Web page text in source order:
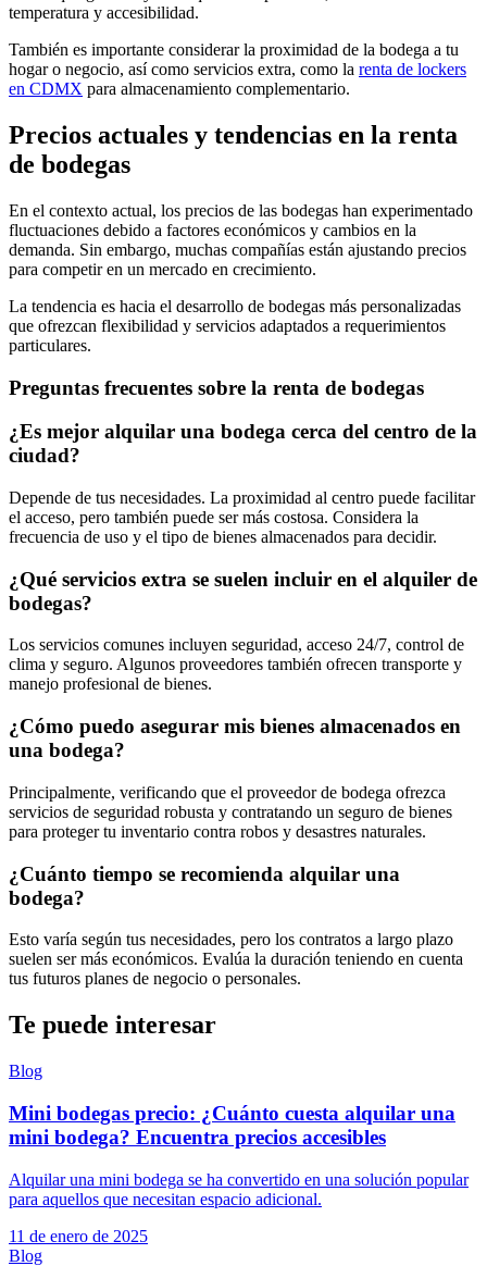
temperatura y accesibilidad.
También es importante considerar la proximidad de la bodega a tu
hogar o negocio, así como servicios extra, como la renta de lockers
en CDMX para almacenamiento complementario.
Precios actuales y tendencias en la renta
de bodegas
En el contexto actual, los precios de las bodegas han experimentado
fluctuaciones debido a factores económicos y cambios en la
demanda. Sin embargo, muchas compañías están ajustando precios
para competir en un mercado en crecimiento.
La tendencia es hacia el desarrollo de bodegas más personalizadas
que ofrezcan flexibilidad y servicios adaptados a requerimientos
particulares.
Preguntas frecuentes sobre la renta de bodegas
¿Es mejor alquilar una bodega cerca del centro de la
ciudad?
Depende de tus necesidades. La proximidad al centro puede facilitar
el acceso, pero también puede ser más costosa. Considera la
frecuencia de uso y el tipo de bienes almacenados para decidir.
¿Qué servicios extra se suelen incluir en el alquiler de
bodegas?
Los servicios comunes incluyen seguridad, acceso 24/7, control de
clima y seguro. Algunos proveedores también ofrecen transporte y
manejo profesional de bienes.
¿Cómo puedo asegurar mis bienes almacenados en
una bodega?
Principalmente, verificando que el proveedor de bodega ofrezca
servicios de seguridad robusta y contratando un seguro de bienes
para proteger tu inventario contra robos y desastres naturales.
¿Cuánto tiempo se recomienda alquilar una
bodega?
Esto varía según tus necesidades, pero los contratos a largo plazo
suelen ser más económicos. Evalúa la duración teniendo en cuenta
tus futuros planes de negocio o personales.
Te puede interesar
Blog
Mini bodegas precio: ¿Cuánto cuesta alquilar una
mini bodega? Encuentra precios accesibles
Alquilar una mini bodega se ha convertido en una solución popular
para aquellos que necesitan espacio adicional.
11 de enero de 2025
Blog